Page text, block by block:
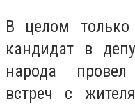
В целом
кандидат в
народа
встреч с